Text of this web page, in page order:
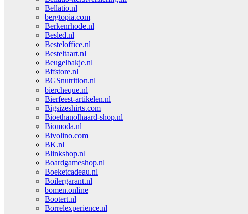
Bellatio.nl
bergtopia.com
Berkenrhode.nl
Besled.nl
Besteloffice.nl
Besteltaart.nl
Beugelbakje.nl
Bffstore.nl
BGSnutrition.nl
biercheque.nl
Bierfeest-artikelen.nl
Bigsizeshirts.com
Bioethanolhaard-shop.nl
Biomoda.nl
Bivolino.com
BK.nl
Blinkshop.nl
Boardgameshop.nl
Boeketcadeau.nl
Boilergarant.nl
bomen.online
Bootert.nl
Borrelexperience.nl